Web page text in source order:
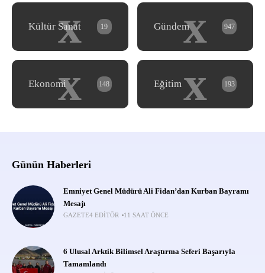
x
Kültür Sanat 19 x
Gündem 947
x
Ekonomi 148 x
Eğitim 193
Günün Haberleri
Emniyet Genel Müdürü Ali Fidan’dan Kurban Bayramı
Mesajı
GAZETE4 EDITÖR 11 SAAT ÖNCE
6 Ulusal Arktik Bilimsel Araştırma Seferi Başarıyla
Tamamlandı